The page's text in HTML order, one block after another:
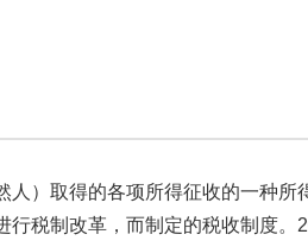
人）取得的各项所得征收的一种所
行税制改革，而制定的税收制度。